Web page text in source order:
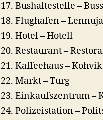
Bushaltestelle –
Flughafen –
Hotel – Hotell
Restaurant –
Kaffeehaus – Kohvik
Markt – Turg
Einkaufszentrum –
Polizeistation –